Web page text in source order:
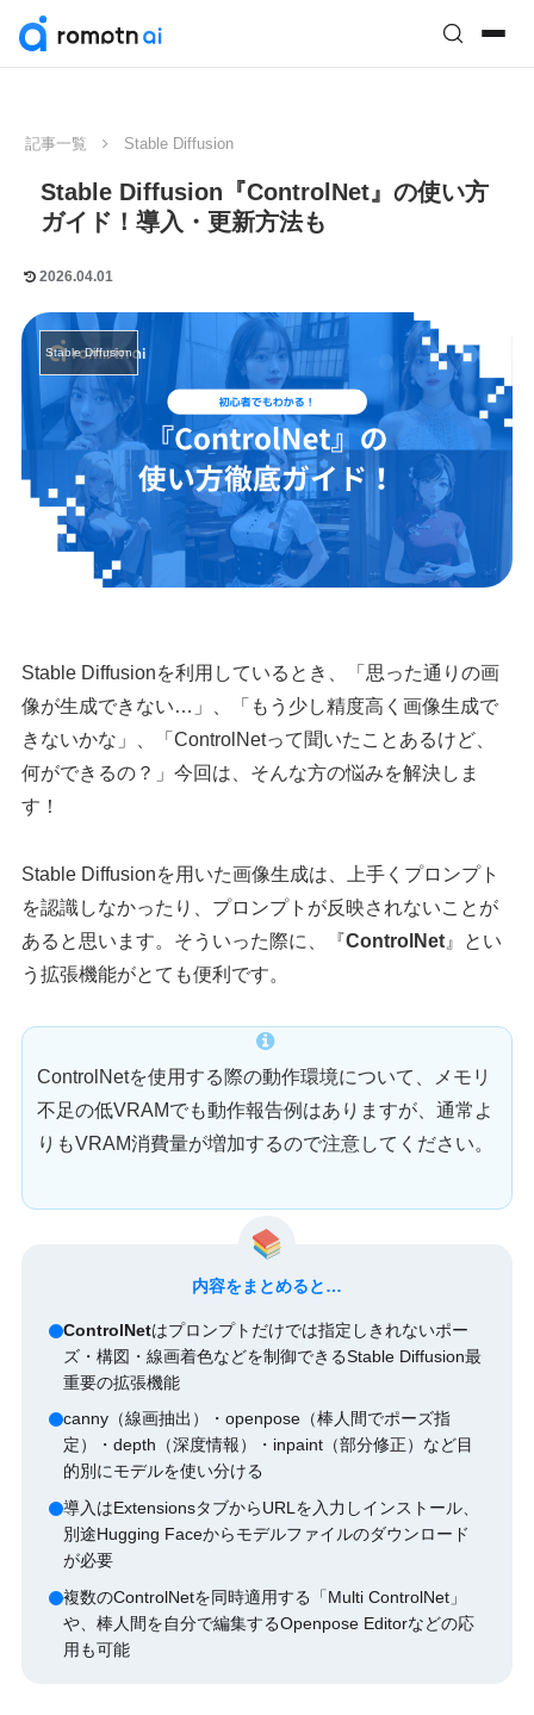
記事一覧 Stable Diffusion
Stable Diffusion『ControlNet』の使い方
ガイド！導入・更新方法も
2026.04.01
Stable Diffusion
Stable Diffusionを利用しているとき、「思った通りの画
像が生成できない…」、「もう少し精度高く画像生成で
きないかな」、「ControlNetって聞いたことあるけど、
何ができるの？」今回は、そんな方の悩みを解決しま
す！
Stable Diffusionを用いた画像生成は、上手くプロンプト
を認識しなかったり、プロンプトが反映されないことが
あると思います。そういった際に、『ControlNet 』とい
う拡張機能がとても便利です。
ControlNetを使用する際の動作環境について、メモリ
不足の低VRAMでも動作報告例はありますが、通常よ
りもVRAM消費量が増加するので注意してください。
内容をまとめると…
ControlNetはプロンプトだけでは指定しきれないポー
ズ・構図・線画着色などを制御できるStable Diffusion最
重要の拡張機能
canny（線画抽出）・openpose（棒人間でポーズ指
定）・depth（深度情報）・inpaint（部分修正）など目
的別にモデルを使い分ける
導入はExtensionsタブからURLを入力しインストール、
別途Hugging Faceからモデルファイルのダウンロード
が必要
複数のControlNetを同時適用する「Multi ControlNet」
や、棒人間を自分で編集するOpenpose Editorなどの応
用も可能